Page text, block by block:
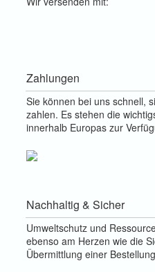
Zahlungen
Sie können bei uns schnell,
zahlen. Es stehen die
innerhalb Europas zur
Nachhaltig & Sicher
Umweltschutz und
ebenso am Herzen wie die
Übermittlung einer